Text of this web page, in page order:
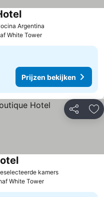
Argentina
White Tower
Prijzen bekijken
Delen
kamers
White Tower